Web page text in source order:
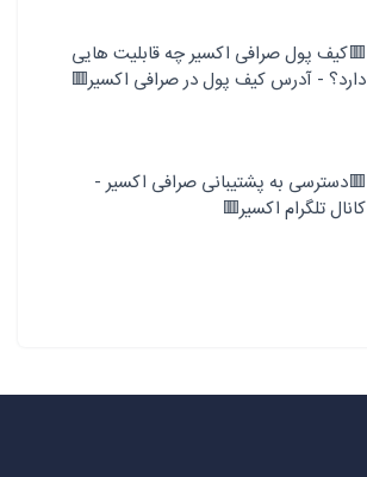
🟥کیف پول صرافی اکسیر چه قابلیت هایی
دارد؟ - آدرس کیف پول در صرافی اکسیر🟥
🟥دسترسی به پشتیبانی صرافی اکسیر -
کانال تلگرام اکسیر🟥